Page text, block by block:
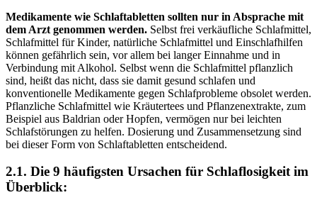
Medikamente wie Schlaftabletten sollten nur in Absprache mit
dem Arzt genommen werden. Selbst frei verkäufliche Schlafmittel,
Schlafmittel für Kinder, natürliche Schlafmittel und Einschlafhilfen
können gefährlich sein, vor allem bei langer Einnahme und in
Verbindung mit Alkohol. Selbst wenn die Schlafmittel pflanzlich
sind, heißt das nicht, dass sie damit gesund schlafen und
konventionelle Medikamente gegen Schlafprobleme obsolet werden.
Pflanzliche Schlafmittel wie Kräutertees und Pflanzenextrakte, zum
Beispiel aus Baldrian oder Hopfen, vermögen nur bei leichten
Schlafstörungen zu helfen. Dosierung und Zusammensetzung sind
bei dieser Form von Schlaftabletten entscheidend.
2.1. Die 9 häufigsten Ursachen für Schlaflosigkeit im
Überblick: